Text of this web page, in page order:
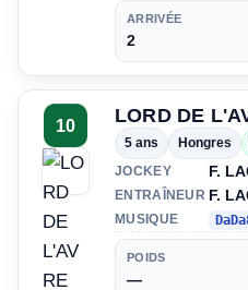
ARRIVÉE
2
10 LORD DE
5 ans Hongres
JOCKEY
F.
ENTRAÎNEUR F.
MUSIQUE
POIDS
—